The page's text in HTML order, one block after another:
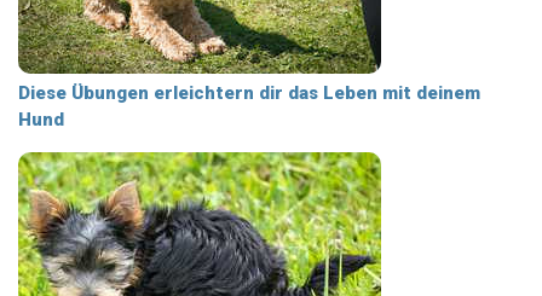
Diese Übungen erleichtern dir das Leben mit deinem
Hund